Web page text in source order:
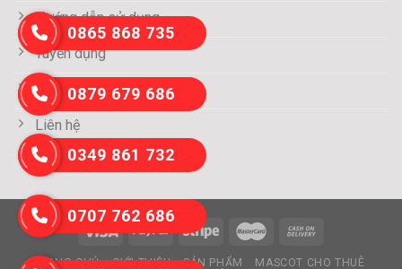
Hướng dẫn sử dụng
Tuyển dụng
Thông tin thanh toán
Liên hệ
TRANG CHỦ GIỚI THIỆU SẢN PHẨM
MASCOT CHO THUÊ
0865 868 735
0879 679 686
0349 861 732
0707 762 686